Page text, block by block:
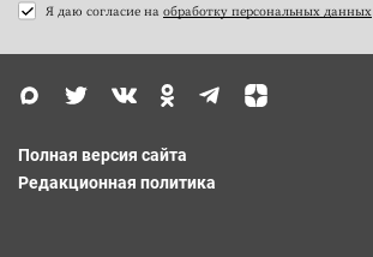
Я даю согласие на обработку персональных данных
Полная версия сайта
Редакционная политика